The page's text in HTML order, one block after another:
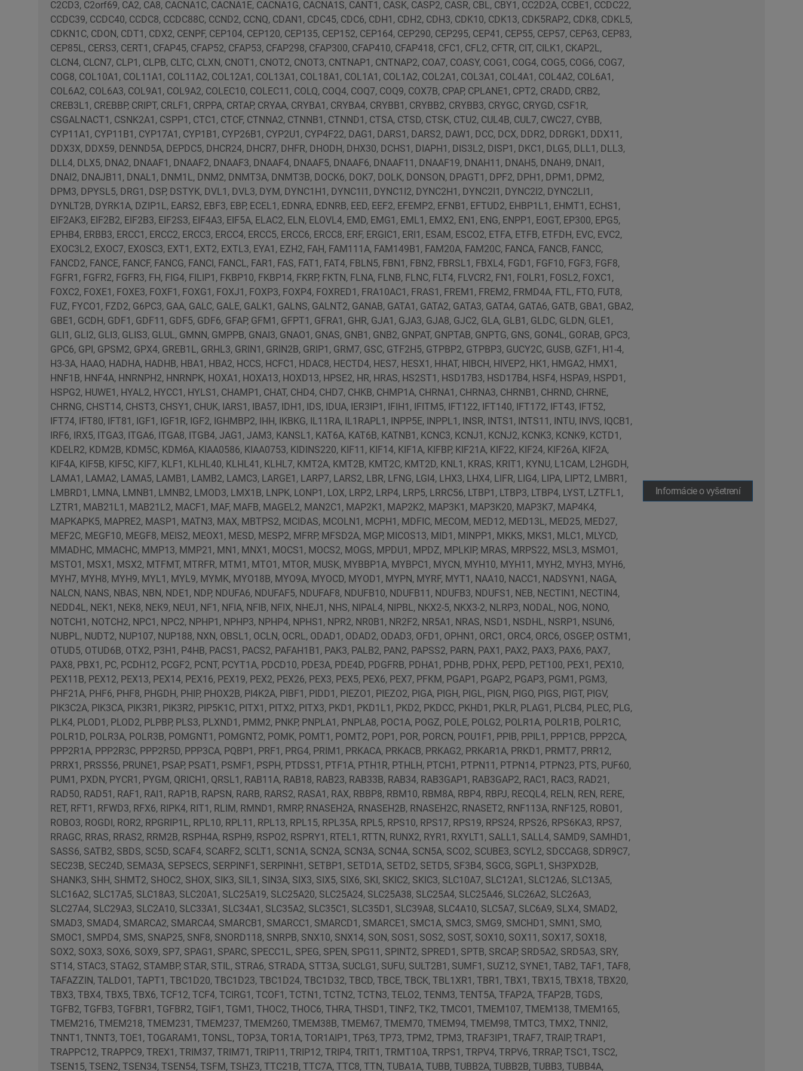
Informácie o vyšetrení